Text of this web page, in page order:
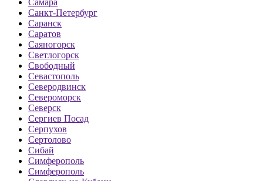
Самара
Санкт-Петербург
Саранск
Саратов
Саяногорск
Светлогорск
Свободный
Севастополь
Северодвинск
Североморск
Северск
Сергиев Посад
Серпухов
Сертолово
Сибай
Симферополь
Симферополь